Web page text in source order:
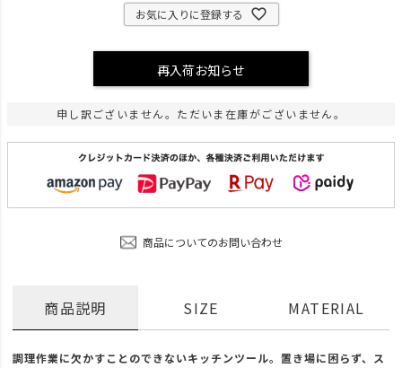
お気に入りに登録する
再入荷お知らせ
申し訳ございません。ただいま在庫がございません。
商品についてのお問い合わせ
商品説明
調理作業に欠かすことのできないキッチンツール。置き場に困らず、ス
SIZE MATERIAL